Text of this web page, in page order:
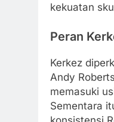
kekuatan
Peran
Kerkez
Andy
memasuki
Sementara